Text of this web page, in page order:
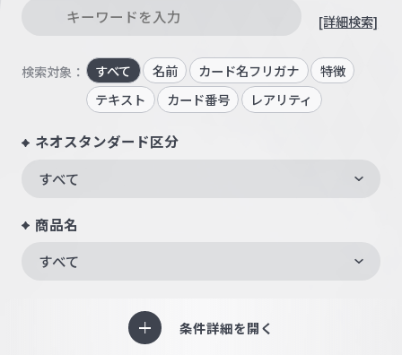
[詳細検索]
検索対象： すべて 名前 カード名フリガナ
特徴
テキスト
カード番号 レアリティ
ネオスタンダード区分
すべて
商品名
すべて
条件詳細を開く